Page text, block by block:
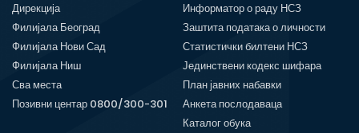
Дирекција
Филијала Београд
Филијала Нови Сад
Филијала Ниш
Сва места
Позивни центар 0800/300-301
Информатор о раду НСЗ
Заштита података о личности
Статистички билтени НСЗ
Јединствени кодекс шифара
План јавних набавки
Анкета послодаваца
Каталог обука